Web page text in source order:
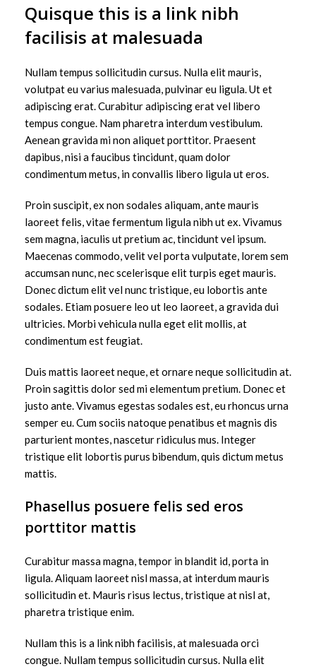
Quisque this is a link nibh
facilisis at malesuada
Nullam tempus sollicitudin cursus. Nulla elit mauris,
volutpat eu varius malesuada, pulvinar eu ligula. Ut et
adipiscing erat. Curabitur adipiscing erat vel libero
tempus congue. Nam pharetra interdum vestibulum.
Aenean gravida mi non aliquet porttitor. Praesent
dapibus, nisi a faucibus tincidunt, quam dolor
condimentum metus, in convallis libero ligula ut eros.
Proin suscipit, ex non sodales aliquam, ante mauris
laoreet felis, vitae fermentum ligula nibh ut ex. Vivamus
sem magna, iaculis ut pretium ac, tincidunt vel ipsum.
Maecenas commodo, velit vel porta vulputate, lorem sem
accumsan nunc, nec scelerisque elit turpis eget mauris.
Donec dictum elit vel nunc tristique, eu lobortis ante
sodales. Etiam posuere leo ut leo laoreet, a gravida dui
ultricies. Morbi vehicula nulla eget elit mollis, at
condimentum est feugiat.
Duis mattis laoreet neque, et ornare neque sollicitudin at.
Proin sagittis dolor sed mi elementum pretium. Donec et
justo ante. Vivamus egestas sodales est, eu rhoncus urna
semper eu. Cum sociis natoque penatibus et magnis dis
parturient montes, nascetur ridiculus mus. Integer
tristique elit lobortis purus bibendum, quis dictum metus
mattis.
Phasellus posuere felis sed eros
porttitor mattis
Curabitur massa magna, tempor in blandit id, porta in
ligula. Aliquam laoreet nisl massa, at interdum mauris
sollicitudin et. Mauris risus lectus, tristique at nisl at,
pharetra tristique enim.
Nullam this is a link nibh facilisis, at malesuada orci
congue. Nullam tempus sollicitudin cursus. Nulla elit